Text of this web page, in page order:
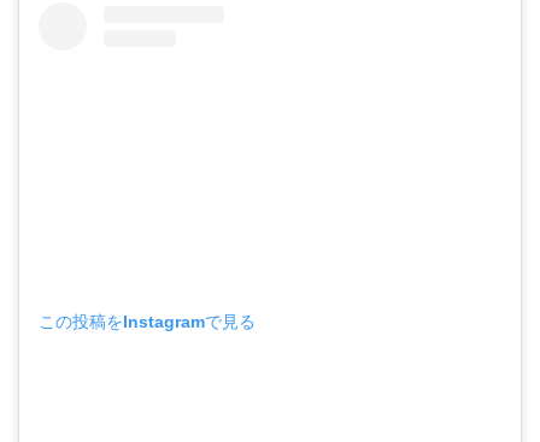
この投稿をInstagramで見る